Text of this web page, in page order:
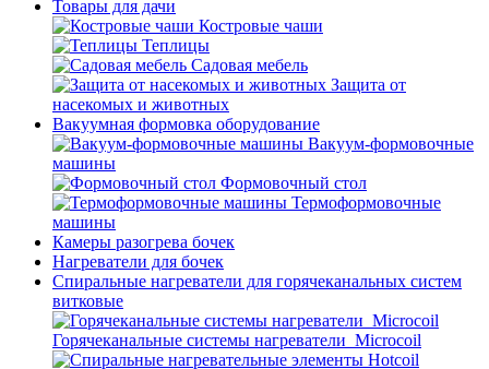
Товары для дачи
Костровые чаши
Теплицы
Садовая мебель
Защита от
насекомых и животных
Вакуумная формовка оборудование
Вакуум-формовочные
машины
Формовочный стол
Термоформовочные
машины
Камеры разогрева бочек
Нагреватели для бочек
Спиральные нагреватели для горячеканальных систем
витковые
Горячеканальные системы нагреватели_Microcoil